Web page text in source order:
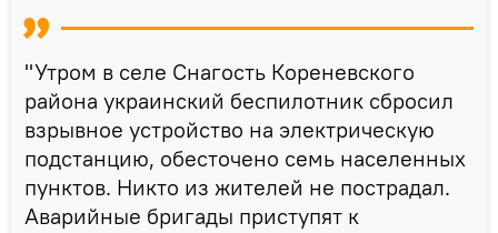
"Утром в селе Снагость Кореневского
района украинский беспилотник сбросил
взрывное устройство на электрическую
подстанцию, обесточено семь населенных
пунктов. Никто из жителей не пострадал.
Аварийные бригады приступят к